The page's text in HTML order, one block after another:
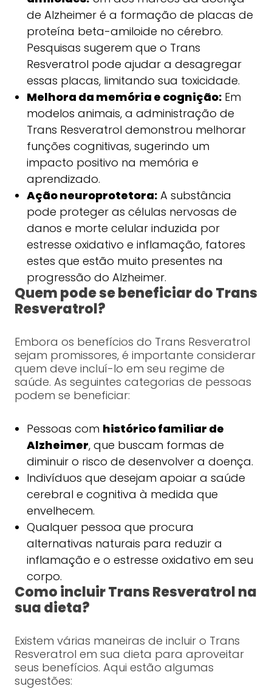
de Alzheimer é a formação de placas de
proteína beta-amiloide no cérebro.
Pesquisas sugerem que o Trans
Resveratrol pode ajudar a desagregar
essas placas, limitando sua toxicidade.
Melhora da memória e cognição:Em
modelos animais, a administração de
Trans Resveratrol demonstrou melhorar
funções cognitivas, sugerindo um
impacto positivo na memória e
aprendizado.
Ação neuroprotetora:A substância
pode proteger as células nervosas de
danos e morte celular induzida por
estresse oxidativo e inflamação, fatores
estes que estão muito presentes na
progressão do Alzheimer.
Quem pode se beneficiar do Trans
Resveratrol?
Embora os benefícios do Trans Resveratrol
sejam promissores, é importante considerar
quem deve incluí-lo em seu regime de
saúde. As seguintes categorias de pessoas
podem se beneficiar:
Pessoas com histórico familiar de
Alzheimer, que buscam formas de
diminuir o risco de desenvolver a doença.
Indivíduos que desejam apoiar a saúde
cerebral e cognitiva à medida que
envelhecem.
Qualquer pessoa que procura
alternativas naturais para reduzir a
inflamação e o estresse oxidativo em seu
corpo.
Como incluir Trans Resveratrol na
sua dieta?
Existem várias maneiras de incluir o Trans
Resveratrol em sua dieta para aproveitar
seus benefícios. Aqui estão algumas
sugestões: